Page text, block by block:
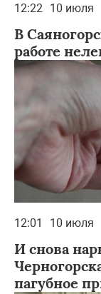
12:22 10 июля
В
работе
12:01 10 июля
И снова
пагубное